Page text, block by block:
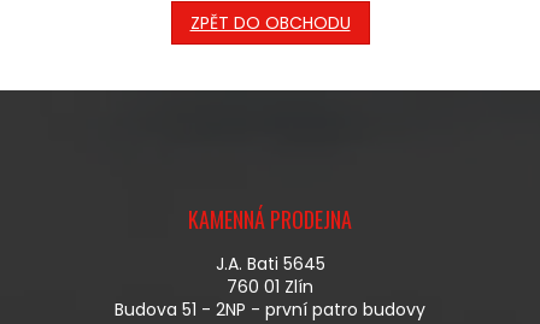
ZPĚT DO OBCHODU
KAMENNÁ PRODEJNA
J.A. Bati 5645
760 01 Zlín
Budova 51 - 2NP - první patro budovy